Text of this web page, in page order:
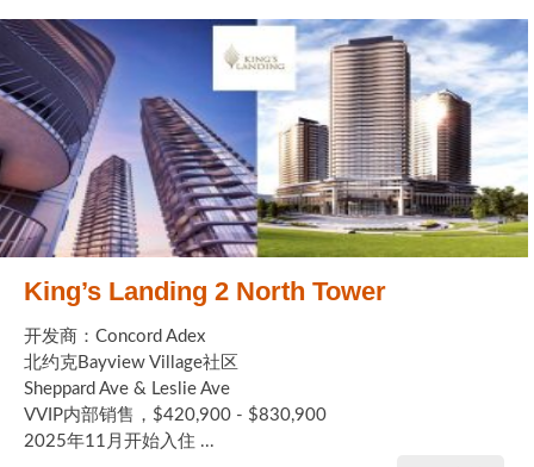
King’s Landing 2 North Tower
开发商：Concord Adex
北约克Bayview Village社区
Sheppard Ave & Leslie Ave
VVIP内部销售，$420,900 - $830,900
2025年11月开始入住 ...